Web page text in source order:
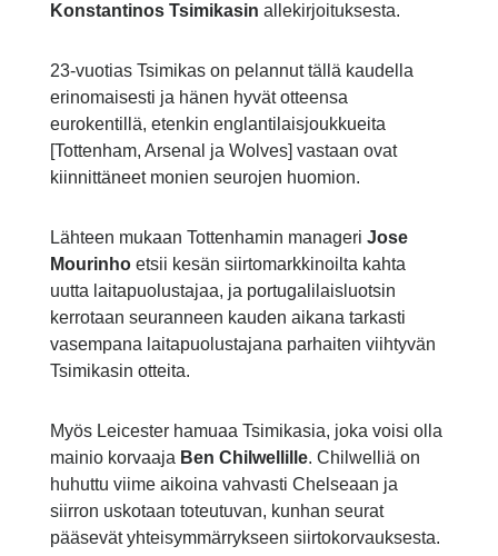
Konstantinos Tsimikasin allekirjoituksesta.
23-vuotias Tsimikas on pelannut tällä kaudella
erinomaisesti ja hänen hyvät otteensa
eurokentillä, etenkin englantilaisjoukkueita
[Tottenham, Arsenal ja Wolves] vastaan ovat
kiinnittäneet monien seurojen huomion.
Lähteen mukaan Tottenhamin manageri Jose
Mourinhoetsii kesän siirtomarkkinoilta kahta
uutta laitapuolustajaa, ja portugalilaisluotsin
kerrotaan seuranneen kauden aikana tarkasti
vasempana laitapuolustajana parhaiten viihtyvän
Tsimikasin otteita.
Myös Leicester hamuaa Tsimikasia, joka voisi olla
mainio korvaaja Ben Chilwellille. Chilwelliä on
huhuttu viime aikoina vahvasti Chelseaan ja
siirron uskotaan toteutuvan, kunhan seurat
pääsevät yhteisymmärrykseen siirtokorvauksesta.